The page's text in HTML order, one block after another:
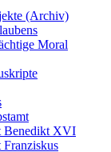
(Archiv)
Moral
Benedikt XVI
Franziskus